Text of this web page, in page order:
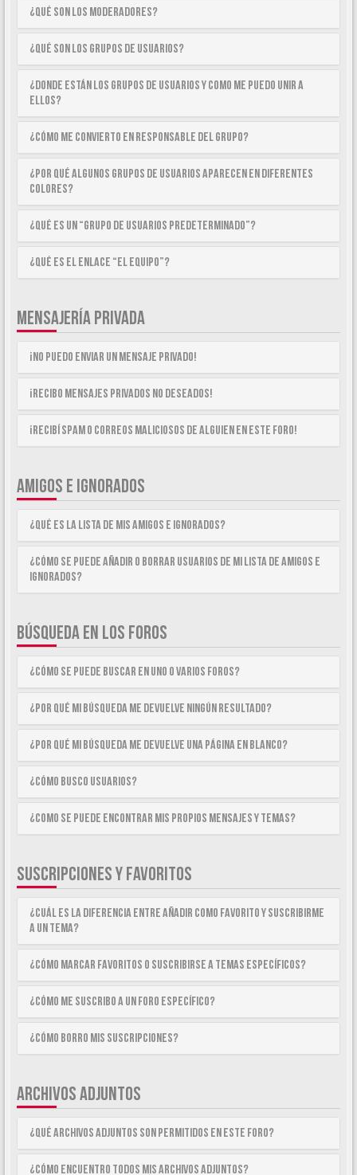
¿Qué son los Moderadores?
¿Qué son los Grupos de Usuarios?
¿Donde están los Grupos de Usuarios y como me puedo unir a
ellos?
¿Cómo me convierto en Responsable del Grupo?
¿Por qué algunos Grupos de Usuarios aparecen en diferentes
colores?
¿Qué es un “Grupo de Usuarios predeterminado”?
¿Qué es el enlace “El equipo”?
MENSAJERÍA PRIVADA
¡No puedo enviar un mensaje privado!
¡Recibo mensajes privados no deseados!
¡Recibí spam o correos maliciosos de alguien en este foro!
AMIGOS E IGNORADOS
¿Qué es la lista de Mis Amigos e Ignorados?
¿Cómo se puede añadir o borrar usuarios de mi lista de Amigos e
Ignorados?
BÚSQUEDA EN LOS FOROS
¿Cómo se puede buscar en uno o varios foros?
¿Por qué mi búsqueda me devuelve ningún resultado?
¿Por qué mi búsqueda me devuelve una página en blanco?
¿Cómo busco usuarios?
¿Como se puede encontrar mis propios mensajes y temas?
SUSCRIPCIONES Y FAVORITOS
¿Cuál es la diferencia entre añadir como Favorito y suscribirme
a un tema?
¿Cómo marcar Favoritos o suscribirse a temas específicos?
¿Cómo me suscribo a un foro específico?
¿Cómo borro mis suscripciones?
ARCHIVOS ADJUNTOS
¿Qué archivos adjuntos son permitidos en este foro?
¿Cómo encuentro todos mis archivos adjuntos?